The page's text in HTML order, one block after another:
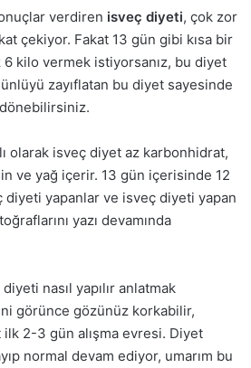
verdiren isveç diyeti, çok zor
çekiyor. Fakat 13 gün gibi kısa bir
kilo vermek istiyorsanız, bu diyet
zayıflatan bu diyet sayesinde
olarak isveç diyet az karbonhidrat,
ve yağ içerir. 13 gün içerisinde 12
diyeti yapanlar ve isveç diyeti yapan
yazı devamında
nasıl yapılır anlatmak
görünce gözünüz korkabilir,
2-3 gün alışma evresi. Diyet
normal devam ediyor, umarım bu